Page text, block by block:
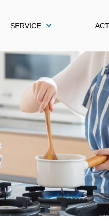
SERVICE